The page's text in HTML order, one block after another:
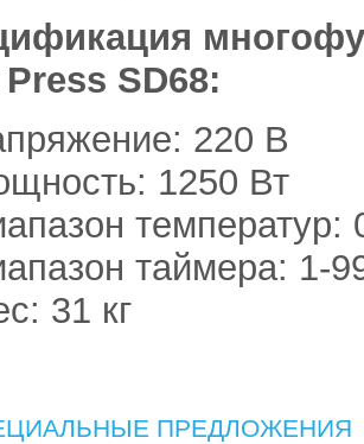
Press SD68:
220 В
1250 Вт
температур:
таймера: 1-
31 кг
ПРЕДЛОЖЕНИЯ